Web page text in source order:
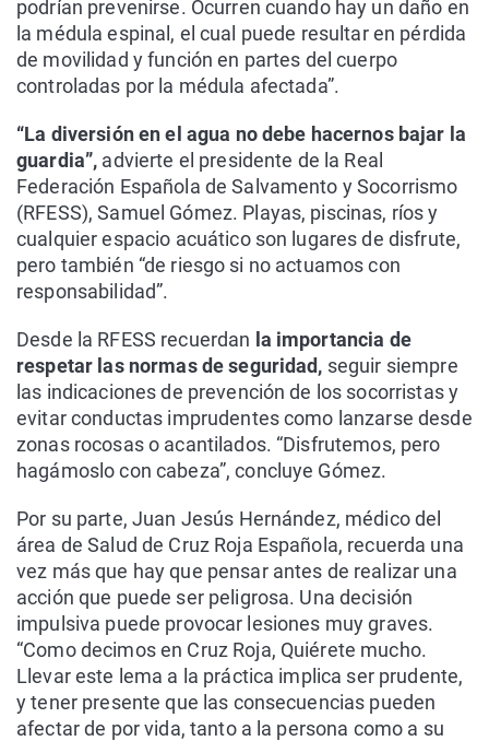
podrían prevenirse. Ocurren cuando hay un daño en
la médula espinal, el cual puede resultar en pérdida
de movilidad y función en partes del cuerpo
controladas por la médula afectada”.
“La diversión en el agua no debe hacernos bajar la
guardia”, advierte el presidente de la Real
Federación Española de Salvamento y Socorrismo
(RFESS), Samuel Gómez. Playas, piscinas, ríos y
cualquier espacio acuático son lugares de disfrute,
pero también “de riesgo si no actuamos con
responsabilidad”.
Desde la RFESS recuerdan la importancia de
respetar las normas de seguridad, seguir siempre
las indicaciones de prevención de los socorristas y
evitar conductas imprudentes como lanzarse desde
zonas rocosas o acantilados. “Disfrutemos, pero
hagámoslo con cabeza”, concluye Gómez.
Por su parte, Juan Jesús Hernández, médico del
área de Salud de Cruz Roja Española, recuerda una
vez más que hay que pensar antes de realizar una
acción que puede ser peligrosa. Una decisión
impulsiva puede provocar lesiones muy graves.
“Como decimos en Cruz Roja, Quiérete mucho.
Llevar este lema a la práctica implica ser prudente,
y tener presente que las consecuencias pueden
afectar de por vida, tanto a la persona como a su